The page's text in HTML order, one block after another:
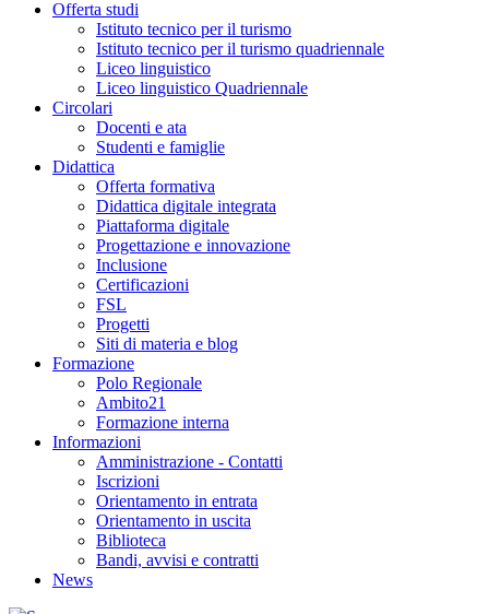
Offerta studi
Istituto tecnico per il turismo
Istituto tecnico per il turismo quadriennale
Liceo linguistico
Liceo linguistico Quadriennale
Circolari
Docenti e ata
Studenti e famiglie
Didattica
Offerta formativa
Didattica digitale integrata
Piattaforma digitale
Progettazione e innovazione
Inclusione
Certificazioni
FSL
Progetti
Siti di materia e blog
Formazione
Polo Regionale
Ambito21
Formazione interna
Informazioni
Amministrazione - Contatti
Iscrizioni
Orientamento in entrata
Orientamento in uscita
Biblioteca
Bandi, avvisi e contratti
News